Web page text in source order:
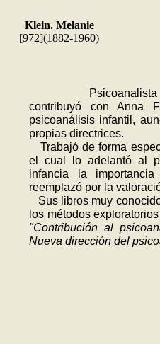
Klein. Melanie
[972](1882-1960)
Psicoanalista
contribuyó con Anna
psicoanálisis infantil,
propias directrices.
Trabajó de forma
el cual lo adelan­tó al
infancia la
reemplazó por la
Sus libros muy
los métodos
"Contribución al
Nueva dirección del